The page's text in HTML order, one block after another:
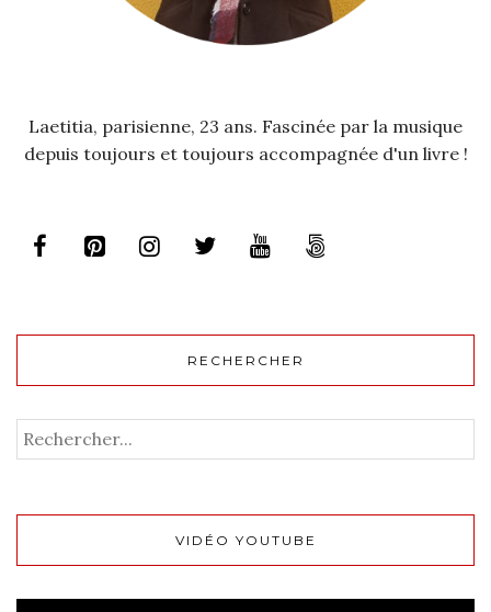
Laetitia, parisienne, 23 ans. Fascinée par la musique
depuis toujours et toujours accompagnée d'un livre !
RECHERCHER
VIDÉO YOUTUBE